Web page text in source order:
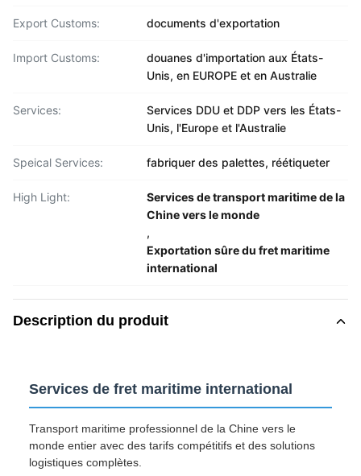
Export Customs: documents d'exportation
Import Customs:
douanes d'importation aux États-
Unis, en EUROPE et en Australie
Services:
Services DDU et DDP vers les États-
Unis, l'Europe et l'Australie
Speical Services: fabriquer des palettes, réétiqueter
High Light:
Services de transport maritime de la
Chine vers le monde
,
Exportation sûre du fret maritime
international
Description du produit
Services de fret maritime international
Transport maritime professionnel de la Chine vers le
monde entier avec des tarifs compétitifs et des solutions
logistiques complètes.